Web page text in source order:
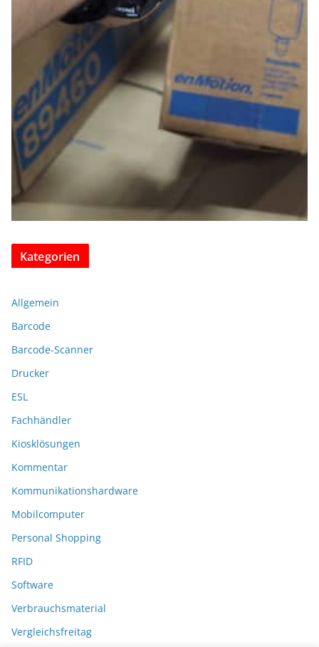
Kategorien
Allgemein
Barcode
Barcode-Scanner
Drucker
ESL
Fachhändler
Kiosklösungen
Kommentar
Kommunikationshardware
Mobilcomputer
Personal Shopping
RFID
Software
Verbrauchsmaterial
Vergleichsfreitag